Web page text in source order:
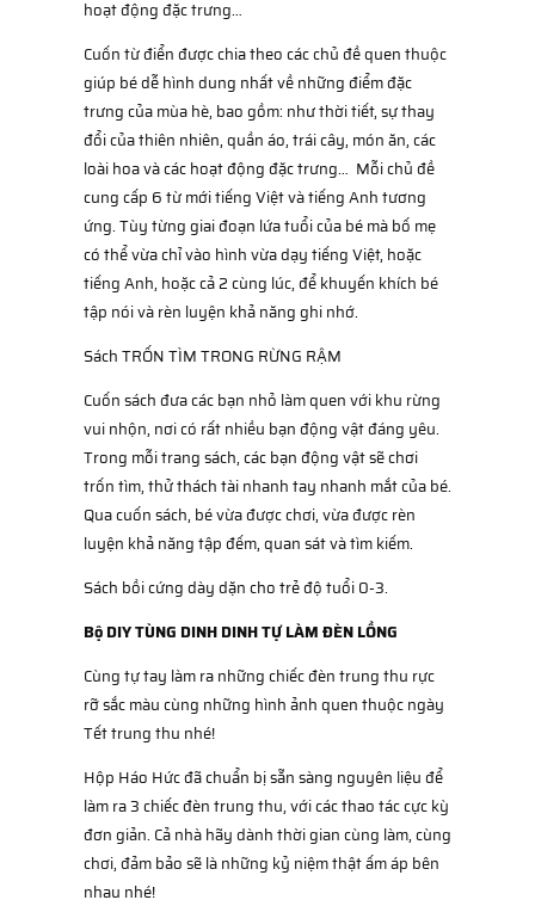
hoạt động đặc trưng…
Cuốn từ điển được chia theo các chủ đề quen thuộc
giúp bé dễ hình dung nhất về những điểm đặc
trưng của mùa hè, bao gồm: như thời tiết, sự thay
đổi của thiên nhiên, quần áo, trái cây, món ăn, các
loài hoa và các hoạt động đặc trưng… Mỗi chủ đề
cung cấp 6 từ mới tiếng Việt và tiếng Anh tương
ứng. Tùy từng giai đoạn lứa tuổi của bé mà bố mẹ
có thể vừa chỉ vào hình vừa dạy tiếng Việt, hoặc
tiếng Anh, hoặc cả 2 cùng lúc, để khuyến khích bé
tập nói và rèn luyện khả năng ghi nhớ.
Sách TRỐN TÌM TRONG RỪNG RẬM
Cuốn sách đưa các bạn nhỏ làm quen với khu rừng
vui nhộn, nơi có rất nhiều bạn động vật đáng yêu.
Trong mỗi trang sách, các bạn động vật sẽ chơi
trốn tìm, thử thách tài nhanh tay nhanh mắt của bé.
Qua cuốn sách, bé vừa được chơi, vừa được rèn
luyện khả năng tập đếm, quan sát và tìm kiếm.
Sách bồi cứng dày dặn cho trẻ độ tuổi 0-3.
Bộ DIY TÙNG DINH DINH TỰ LÀM ĐÈN LỒNG
Cùng tự tay làm ra những chiếc đèn trung thu rực
rỡ sắc màu cùng những hình ảnh quen thuộc ngày
Tết trung thu nhé!
Hộp Háo Hức đã chuẩn bị sẵn sàng nguyên liệu để
làm ra 3 chiếc đèn trung thu, với các thao tác cực kỳ
đơn giản. Cả nhà hãy dành thời gian cùng làm, cùng
chơi, đảm bảo sẽ là những kỷ niệm thật ấm áp bên
nhau nhé!